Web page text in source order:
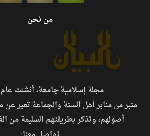
من نحن
مجلة إسلامية جامعة، أنشئت عام 1406هـ.
منبر من منابر أهل السنة والجماعة تعبر
أصولهم، وتذكر بطريقتهم السليمة من